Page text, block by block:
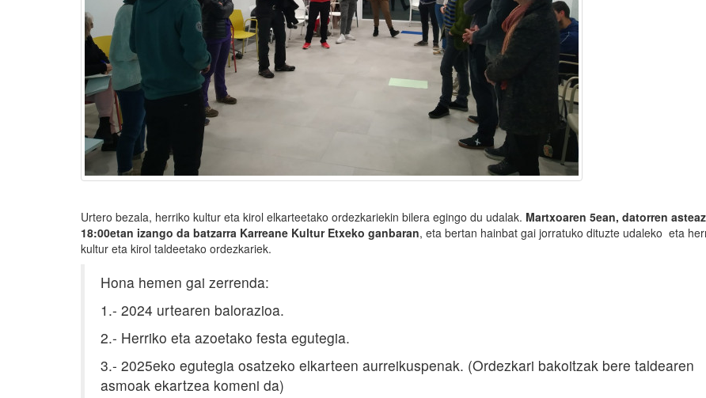
Urtero bezala, herriko kultur eta kirol elkarteetako ordezkariekin bilera egingo du udalak. Martxoaren 5ean, datorren
18:00etan izango da batzarra Karreane Kultur Etxeko ganbaran, eta bertan hainbat gai jorratuko dituzte udaleko eta
kultur eta kirol taldeetako ordezkariek.
Hona hemen gai zerrenda:
1.- 2024 urtearen balorazioa.
2.- Herriko eta azoetako festa egutegia.
3.- 2025eko egutegia osatzeko elkarteen aurreikuspenak. (Ordezkari bakoitzak bere taldearen
asmoak ekartzea komeni da)